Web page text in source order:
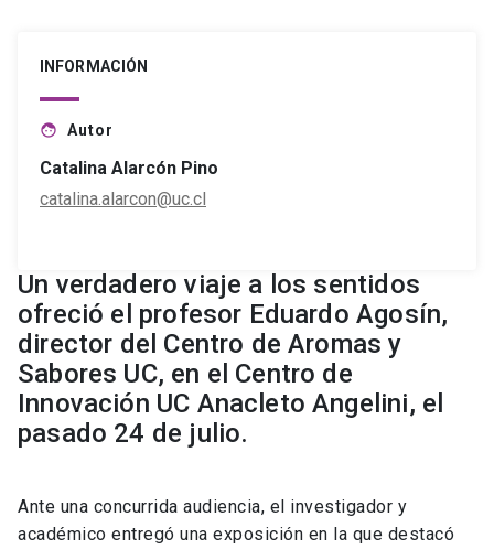
INFORMACIÓN
face Autor
Catalina Alarcón Pino
catalina.alarcon@uc.cl
Un verdadero viaje a los sentidos
ofreció el profesor Eduardo Agosín,
director del Centro de Aromas y
Sabores UC, en el Centro de
Innovación UC Anacleto Angelini, el
pasado 24 de julio.
Ante una concurrida audiencia, el investigador y
académico entregó una exposición en la que destacó